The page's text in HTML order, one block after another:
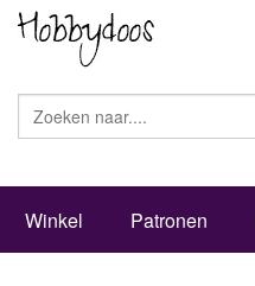
Winkel Patronen